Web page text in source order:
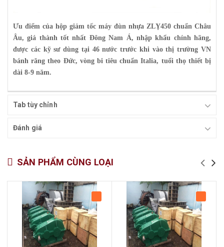
Ưu điểm của hộp giảm tốc máy đùn nhựa ZLỴ450 chuẩn Châu
Âu, giá thành tốt nhất Đông Nam Á, nhập khẩu chính hãng,
được các kỹ sư dùng tại 46 nước trước khi vào thị trường VN
bánh răng theo Đức, vòng bi tiêu chuẩn Italia, tuổi thọ thiết bị
dài 8-9 năm.
Tab tùy chỉnh
Đánh giá
SẢN PHẨM CÙNG LOẠI